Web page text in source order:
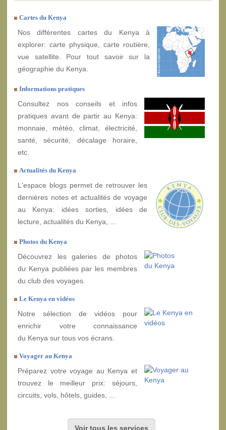
Cartes du Kenya
Nos différentes cartes du Kenya à
explorer: carte physique, carte routière,
vue satellite. Pour tout savoir sur la
géographie du Kenya.
Informations pratiques
Consultez nos conseils et infos
pratiques avant de partir au Kenya:
monnaie, météo, climat, électricité,
santé, sécurité, décalage horaire,
etc.
Actualités du Kenya
L'espace blogs permet de retrouver les
dernières notes et actualités de voyage
au Kenya: idées sorties, idées de
lecture, actualités du Kenya, ...
Photos du Kenya
Découvrez les galeries de photos
du Kenya publiées par les membres
du club des voyages.
Le Kenya en vidéos
Notre sélection de vidéos pour
enrichir votre connaissance
du Kenya sur tous vos écrans.
Voyager au Kenya
Préparez votre voyage au Kenya et
trouvez le meilleur prix: séjours,
circuits, vols, hôtels, guides, ...
Voir tous les services